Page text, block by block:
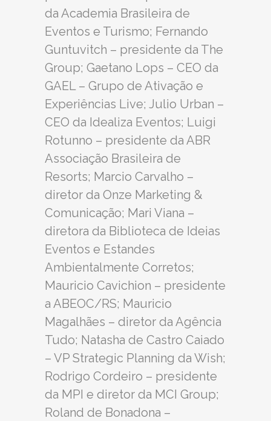
da Academia Brasileira de
Eventos e Turismo; Fernando
Guntuvitch – presidente da The
Group; Gaetano Lops – CEO da
GAEL – Grupo de Ativação e
Experiências Live; Julio Urban –
CEO da Idealiza Eventos; Luigi
Rotunno – presidente da ABR
Associação Brasileira de
Resorts; Marcio Carvalho –
diretor da Onze Marketing &
Comunicação; Mari Viana –
diretora da Biblioteca de Ideias
Eventos e Estandes
Ambientalmente Corretos;
Mauricio Cavichion – presidente
a ABEOC/RS; Mauricio
Magalhães – diretor da Agência
Tudo; Natasha de Castro Caiado
– VP Strategic Planning da Wish;
Rodrigo Cordeiro – presidente
da MPI e diretor da MCI Group;
Roland de Bonadona –